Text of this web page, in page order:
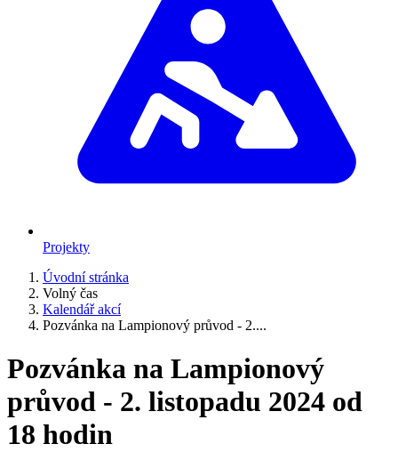
Projekty
Úvodní stránka
Volný čas
Kalendář akcí
Pozvánka na Lampionový průvod - 2....
Pozvánka na Lampionový
průvod - 2. listopadu 2024 od
18 hodin